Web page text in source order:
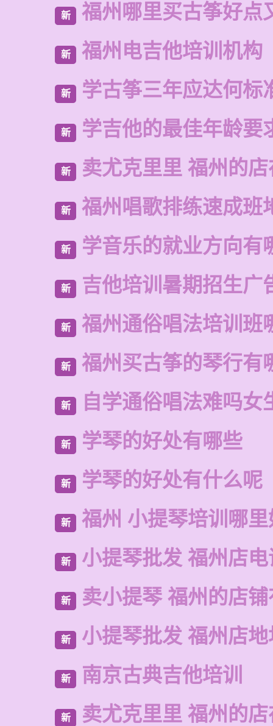
新 福州哪里买古筝好点
新 福州电吉他培训机构
新 学古筝三年应达何标
新 学吉他的最佳年龄要
新 卖尤克里里 福州的
新 福州唱歌排练速成班
新 学音乐的就业方向有
新 吉他培训暑期招生广
新 福州通俗唱法培训班
新 福州买古筝的琴行有
新 自学通俗唱法难吗女
新 学琴的好处有哪些
新 学琴的好处有什么呢
新 福州 小提琴培训哪
新 小提琴批发 福州店电
新 卖小提琴 福州的店
新 小提琴批发 福州店
新 南京古典吉他培训
新 卖尤克里里 福州的